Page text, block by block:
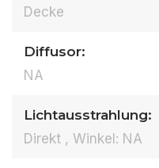
Decke
Diffusor:
NA
Lichtausstrahlung:
Direkt , Winkel: NA